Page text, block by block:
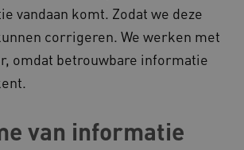
vandaan komt. Zodat we deze
corrigeren. We werken met
omdat betrouwbare informatie
van informatie